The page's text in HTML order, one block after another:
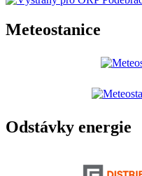
Meteostanice
Odstávky energie